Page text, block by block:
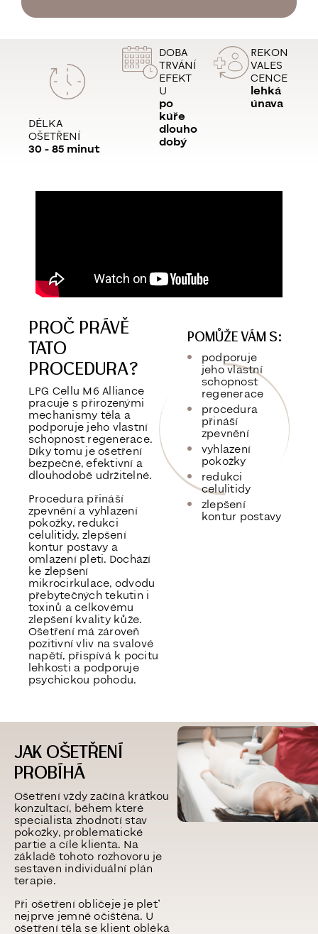
DÉLKA
OŠETŘENÍ
30 - 85 minut
DOBA
TRVÁNÍ
EFEKT
U
po
kúře
dlouho
dobý
REKON
VALES
CENCE
lehká
únava
PROČ PRÁVĚ
TATO
PROCEDURA?
LPG Cellu M6 Alliance
pracuje s přirozenými
mechanismy těla a
podporuje jeho vlastní
schopnost regenerace.
Díky tomu je ošetření
bezpečné, efektivní a
dlouhodobě udržitelné.
Procedura přináší
zpevnění a vyhlazení
pokožky, redukci
celulitidy, zlepšení
kontur postavy a
omlazení pleti. Dochází
ke zlepšení
mikrocirkulace, odvodu
přebytečných tekutin i
toxinů a celkovému
zlepšení kvality kůže.
Ošetření má zároveň
pozitivní vliv na svalové
napětí, přispívá k pocitu
lehkosti a podporuje
psychickou pohodu.
POMŮŽE VÁM S:
podporuje
jeho vlastní
schopnost
regenerace
procedura
přináší
zpevnění
vyhlazení
pokožky
redukci
celulitidy
zlepšení
kontur postavy
JAK OŠETŘENÍ
PROBÍHÁ
Ošetření vždy začíná krátkou
konzultací, během které
specialista zhodnotí stav
pokožky, problematické
partie a cíle klienta. Na
základě tohoto rozhovoru je
sestaven individuální plán
terapie.
Při ošetření obličeje je pleť
nejprve jemně očištěna. U
ošetření těla se klient obléká